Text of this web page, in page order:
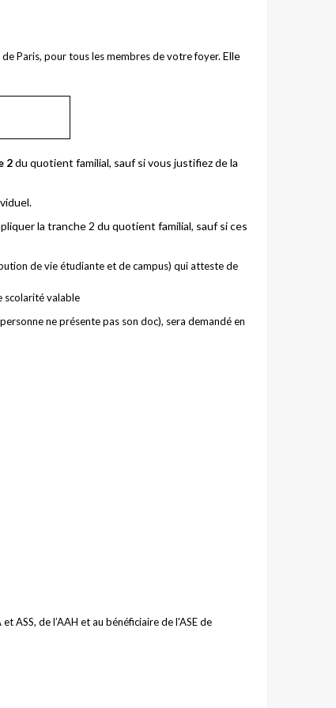
Paris, pour tous les membres de votre foyer. Elle
2du quotient familial, sauf si vous justifiez de la
la tranche 2 du quotient familial, sauf si ces
de vie étudiante et de campus) qui atteste de
scolarité valable
ne présente pas son doc), sera demandé en
ASS, de l’AAH et au bénéficiaire de l'ASE de